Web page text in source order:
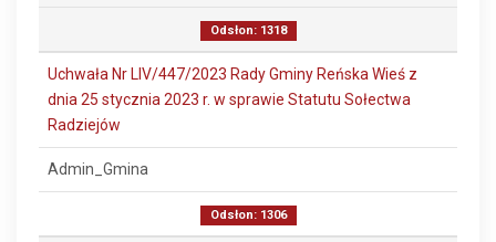
Odsłon: 1318
Uchwała Nr LIV/447/2023 Rady Gminy Reńska Wieś z
dnia 25 stycznia 2023 r. w sprawie Statutu Sołectwa
Radziejów
Admin_Gmina
Odsłon: 1306